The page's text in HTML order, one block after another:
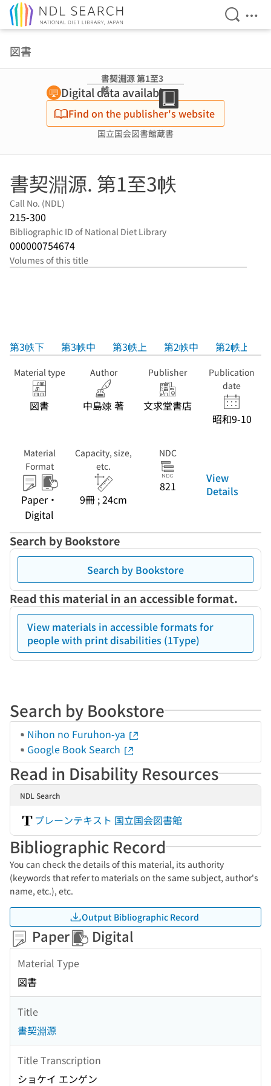
Open
図書
書契淵源 第1至3
帙
Digital data available
Find on the publisher's website
国立国会図書館蔵書
書契淵源. 第1至3帙
Call No. (NDL)
215-300
Bibliographic ID of National Diet Library
000000754674
Volumes of this title
第3帙下 第3帙中 第3帙上 第2帙中 第2帙上
Material type
図書
Author
中島竦 著
Publisher
文求堂書店
Publication
date
昭和9-10
Material
Format
Paper・
Digital
Capacity, size,
etc.
9冊 ; 24cm
NDC
821
View
Details
Search by Bookstore
Search by Bookstore
Read this material in an accessible format.
View materials in accessible formats for
people with print disabilities (1Type)
Search by Bookstore
Nihon no Furuhon-ya
Google Book Search
Read in Disability Resources
NDL Search
プレーンテキスト 国立国会図書館
Bibliographic Record
You can check the details of this material, its authority
(keywords that refer to materials on the same subject, author's
name, etc.), etc.
Output Bibliographic Record
Paper Digital
Material Type
図書
Title
書契淵源
Title Transcription
ショケイ エンゲン